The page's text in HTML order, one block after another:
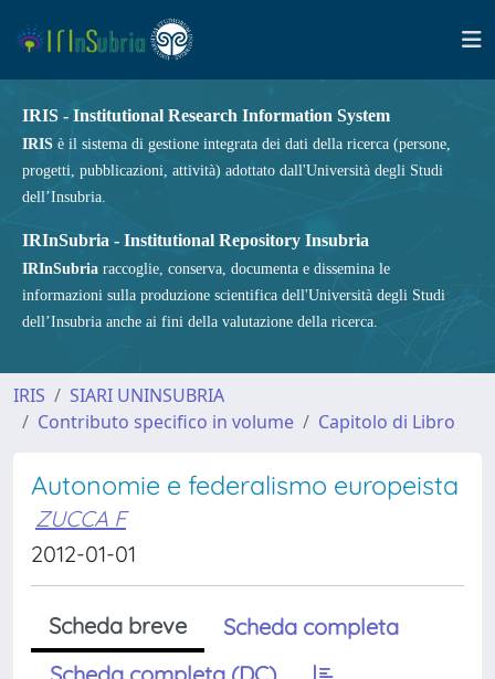
IRIS - Institutional Research Information System
IRIS è il sistema di gestione integrata dei dati della ricerca (persone,
progetti, pubblicazioni, attività) adottato dall'Università degli Studi
dell’Insubria.
IRInSubria - Institutional Repository Insubria
IRInSubria raccoglie, conserva, documenta e dissemina le
informazioni sulla produzione scientifica dell'Università degli Studi
dell’Insubria anche ai fini della valutazione della ricerca.
IRIS
SIARI UNINSUBRIA
Contributo specifico in volume
Capitolo di Libro
Autonomie e federalismo europeista
ZUCCA F
2012-01-01
Scheda breve
Scheda completa